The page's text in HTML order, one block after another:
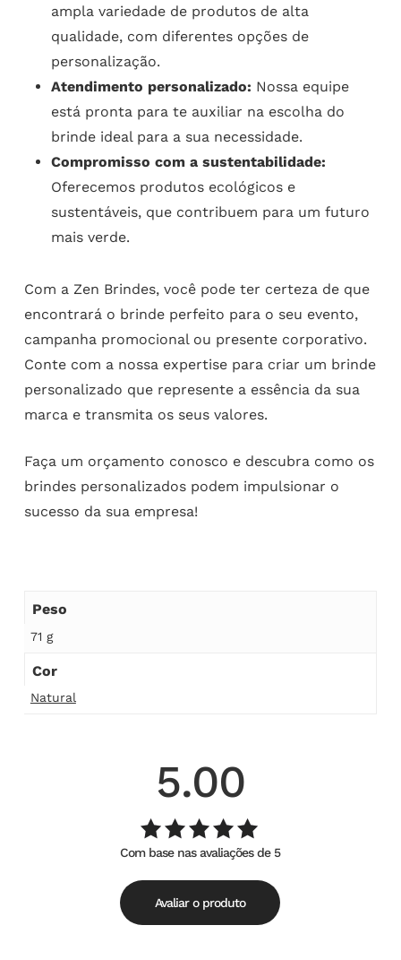
ampla variedade de produtos de alta
qualidade, com diferentes opções de
personalização.
Atendimento personalizado: Nossa equipe
está pronta para te auxiliar na escolha do
brinde ideal para a sua necessidade.
Compromisso com a sustentabilidade:
Oferecemos produtos ecológicos e
sustentáveis, que contribuem para um futuro
mais verde.
Com a Zen Brindes, você pode ter certeza de que
encontrará o brinde perfeito para o seu evento,
campanha promocional ou presente corporativo.
Conte com a nossa expertise para criar um brinde
personalizado que represente a essência da sua
marca e transmita os seus valores.
Faça um orçamento conosco e descubra como os
brindes personalizados podem impulsionar o
sucesso da sua empresa!
Peso
71 g
Cor
Natural
5.00
Avaliação
5.00de
5
Com base nas avaliações de 5
Avaliar o produto